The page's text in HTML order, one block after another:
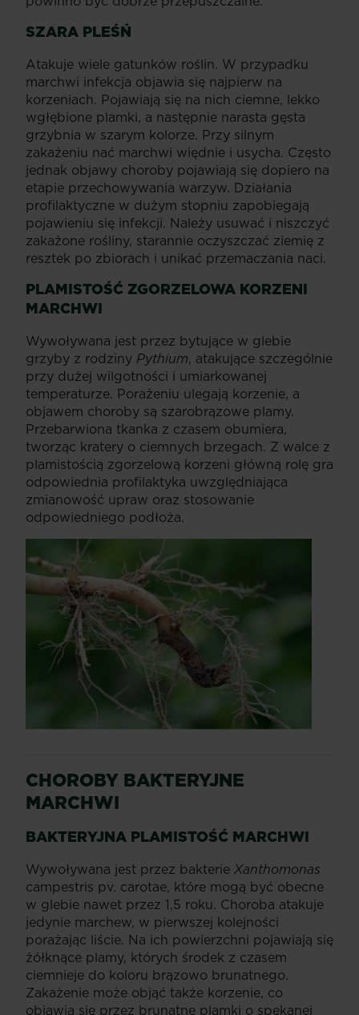
SZARA PLEŚŃ
Atakuje wiele gatunków roślin. W przypadku
marchwi infekcja objawia się najpierw na
korzeniach. Pojawiają się na nich ciemne, lekko
wgłębione plamki, a następnie narasta gęsta
grzybnia w szarym kolorze. Przy silnym
zakażeniu nać marchwi więdnie i usycha. Często
jednak objawy choroby pojawiają się dopiero na
etapie przechowywania warzyw. Działania
profilaktyczne w dużym stopniu zapobiegają
pojawieniu się infekcji. Należy usuwać i niszczyć
zakażone rośliny, starannie oczyszczać ziemię z
resztek po zbiorach i unikać przemaczania naci.
PLAMISTOŚĆ ZGORZELOWA KORZENI
MARCHWI
Wywoływana jest przez bytujące w glebie
grzyby z rodziny Pythium, atakujące szczególnie
przy dużej wilgotności i umiarkowanej
temperaturze. Porażeniu ulegają korzenie, a
objawem choroby są szarobrązowe plamy.
Przebarwiona tkanka z czasem obumiera,
tworząc kratery o ciemnych brzegach. Z walce z
plamistością zgorzelową korzeni główną rolę gra
odpowiednia profilaktyka uwzględniająca
zmianowość upraw oraz stosowanie
odpowiedniego podłoża.
CHOROBY BAKTERYJNE
MARCHWI
BAKTERYJNA PLAMISTOŚĆ MARCHWI
Wywoływana jest przez bakterie Xanthomonas
campestris pv. carotae, które mogą być obecne
w glebie nawet przez 1,5 roku. Choroba atakuje
jedynie marchew, w pierwszej kolejności
porażając liście. Na ich powierzchni pojawiają się
żółknące plamy, których środek z czasem
ciemnieje do koloru brązowo brunatnego.
Zakażenie może objąć także korzenie, co
objawia się przez brunatne plamki o spękanej